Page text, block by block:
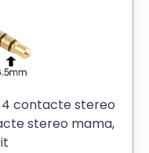
contacte stereo
stereo mama,